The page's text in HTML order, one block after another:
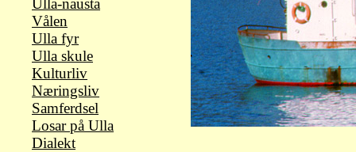
Ulla-nausta
Vålen
Ulla fyr
Ulla skule
Kulturliv
Næringsliv
Samferdsel
Losar på Ulla
Dialekt